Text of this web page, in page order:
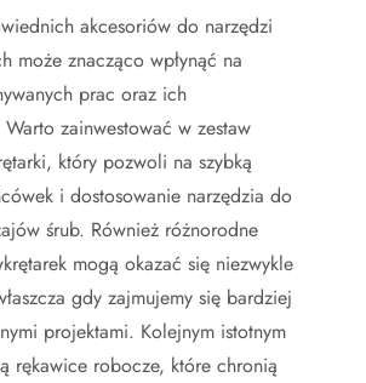
akcesoriów do narzędzi
może znacząco wpłynąć na
prac oraz ich
zainwestować w zestaw
który pozwoli na szybką
i dostosowanie narzędzia do
śrub. Również różnorodne
mogą okazać się niezwykle
gdy zajmujemy się bardziej
projektami. Kolejnym istotnym
rękawice robocze, które chronią